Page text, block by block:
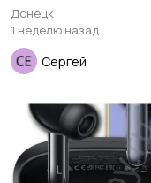
Донецк
1 неделю назад
Сергей